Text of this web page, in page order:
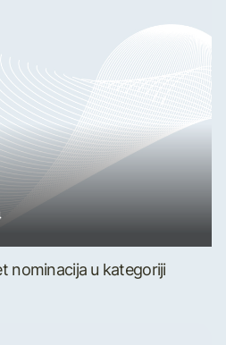
nominacija u kategoriji